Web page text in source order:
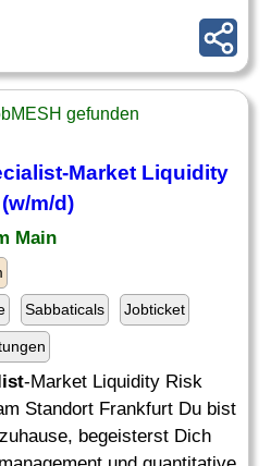
gefunden
-Market Liquidity
m/d)
Main
Sabbaticals Jobticket
-Market Liquidity Risk
Standort Frankfurt Du bist
begeisterst Dich